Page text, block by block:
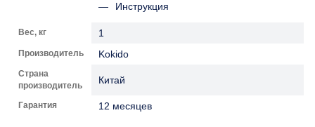
Инструкция
Вес, кг 1
Производитель Kokido
Страна
производитель
Китай
Гарантия 12 месяцев